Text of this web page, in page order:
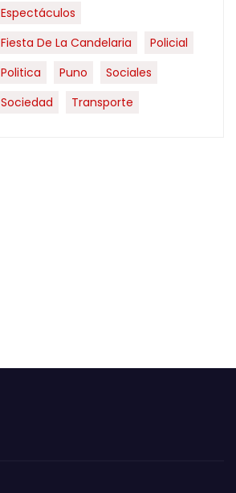
Espectáculos
Fiesta De La Candelaria
Policial
Politica
Puno
Sociales
Sociedad
Transporte